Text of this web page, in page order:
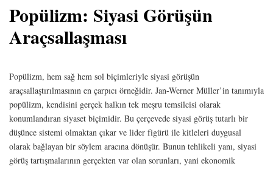
Popülizm: Siyasi Görüşün
Araçsallaşması
Popülizm, hem sağ hem sol biçimleriyle siyasi görüşün
araçsallaştırılmasının en çarpıcı örneğidir. Jan-Werner Müller’in tanımıyla
popülizm, kendisini gerçek halkın tek meşru temsilcisi olarak
konumlandıran siyaset biçimidir. Bu çerçevede siyasi görüş tutarlı bir
düşünce sistemi olmaktan çıkar ve lider figürü ile kitleleri duygusal
olarak bağlayan bir söylem aracına dönüşür. Bunun tehlikeli yanı, siyasi
görüş tartışmalarının gerçekten var olan sorunları, yani ekonomik